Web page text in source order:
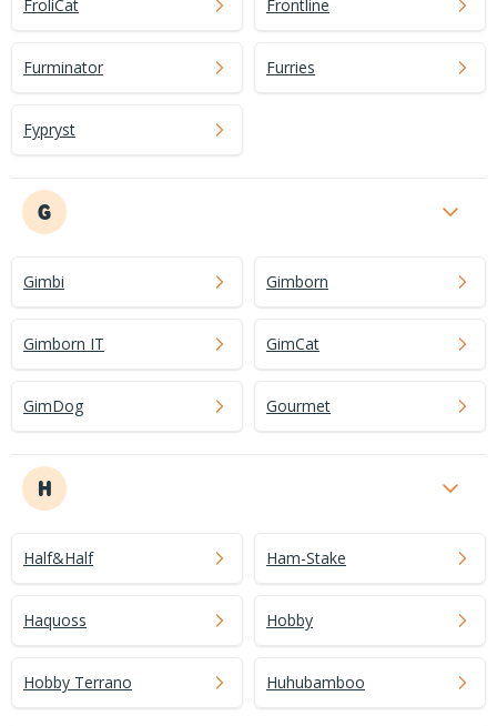
FroliCat Frontline
Furminator Furries
Fypryst
G
Gimbi Gimborn
Gimborn IT GimCat
GimDog Gourmet
H
Half&Half Ham-Stake
Haquoss Hobby
Hobby Terrano Huhubamboo